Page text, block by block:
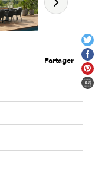
Partager